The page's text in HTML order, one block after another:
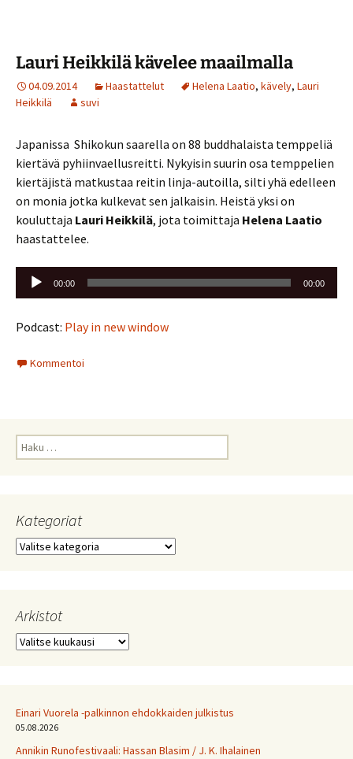
Lauri Heikkilä kävelee maailmalla
04.09.2014 Haastattelut Helena Laatio, kävely, Lauri
Heikkilä
suvi
Japanissa Shikokun saarella on 88 buddhalaista temppeliä
kiertävä pyhiinvaellusreitti. Nykyisin suurin osa temppelien
kiertäjistä matkustaa reitin linja-autoilla, silti yhä edelleen
on monia jotka kulkevat sen jalkaisin. Heistä yksi on
kouluttaja Lauri Heikkilä, jota toimittaja Helena Laatio
haastattelee.
Äänitoistin
00:00 00:00
Podcast: Play in new window
Kommentoi
Haku:
Kategoriat
Kategoriat
Arkistot
Arkistot
Einari Vuorela -palkinnon ehdokkaiden julkistus
05.08.2026
Annikin Runofestivaali: Has­san Bla­sim / J. K. Ihalainen